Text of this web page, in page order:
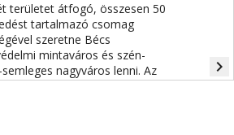
területet átfogó, összesen 50
tartalmazó csomag
szeretne Bécs
mintaváros és szén-
nagyváros lenni. Az
a hőszigetek
navigate_next